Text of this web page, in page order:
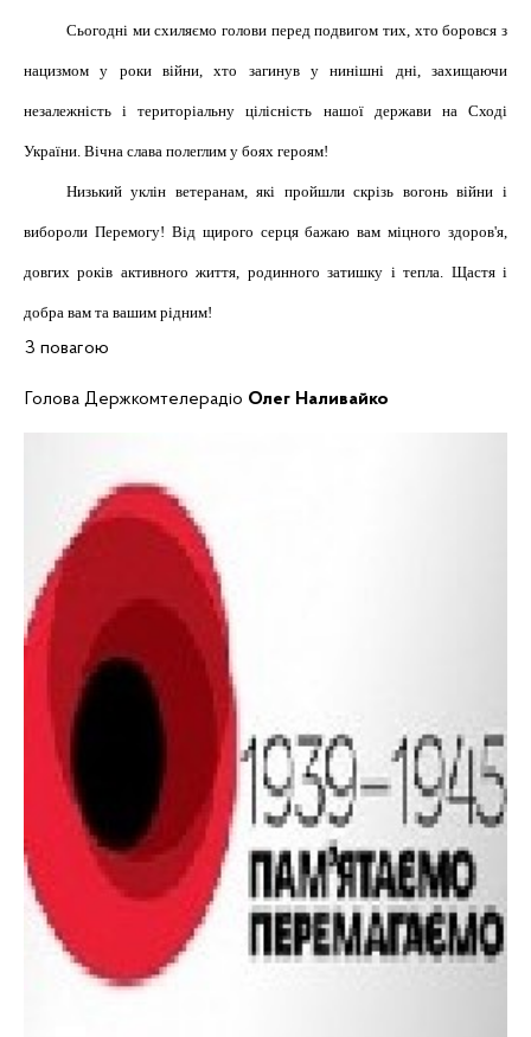
Сьогодні ми схиляємо голови перед подвигом тих, хто боровся з
нацизмом у роки війни, хто загинув у нинішні дні, захищаючи
незалежність і територіальну цілісність нашої держави на Сході
України. Вічна слава полеглим у боях героям!
Низький уклін ветеранам, які пройшли скрізь вогонь війни і
вибороли Перемогу! Від щирого серця бажаю вам міцного здоров'я,
довгихроків активногожиття, родинного затишку ітепла. Щастя і
добра вам та вашим рідним!
З повагою
Голова Держкомтелерадіо Олег Наливайко